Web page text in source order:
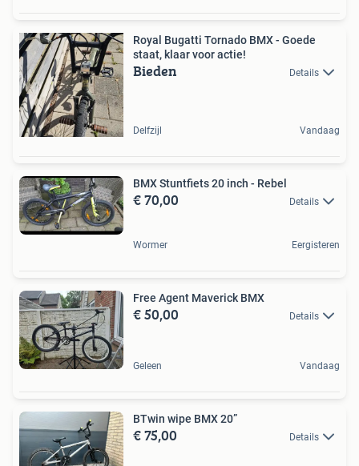
Royal Bugatti Tornado BMX - Goede
staat, klaar voor actie!
Bieden Details
Delfzijl Vandaag
BMX Stuntfiets 20 inch - Rebel
€ 70,00 Details
Wormer Eergisteren
Free Agent Maverick BMX
€ 50,00 Details
Geleen Vandaag
BTwin wipe BMX 20”
€ 75,00 Details